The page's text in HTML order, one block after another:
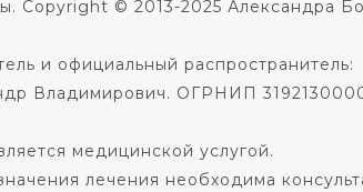
Copyright © 2013-2025 Александра
и официальный распространитель:
Владимирович. ОГРНИП
медицинской услугой.
лечения необходима